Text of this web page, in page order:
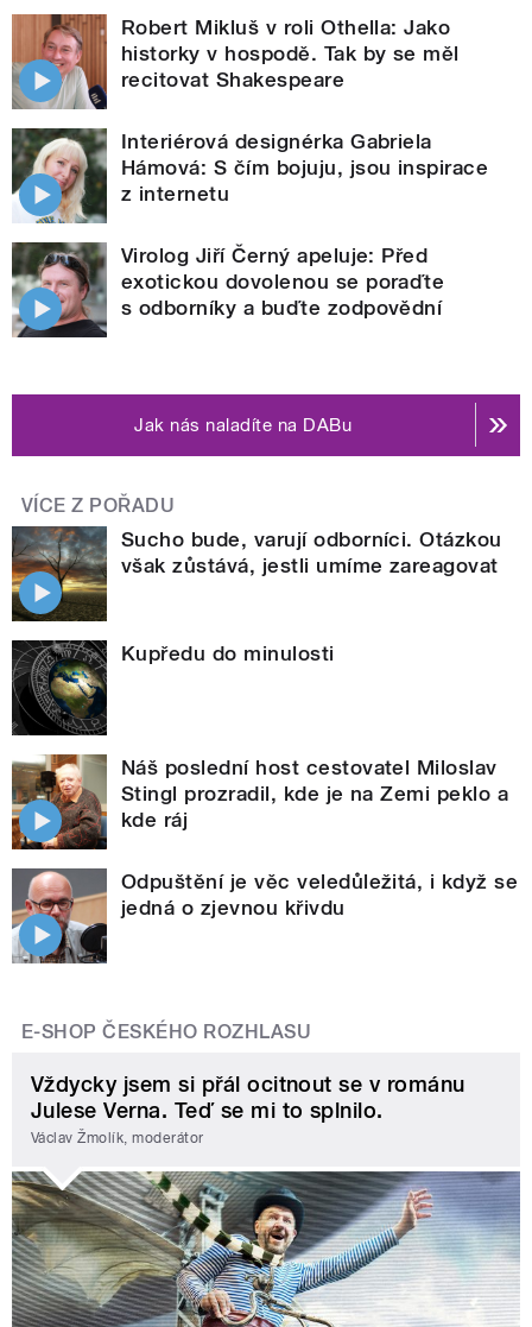
Robert Mikluš v roli Othella: Jako
historky v hospodě. Tak by se měl
recitovat Shakespeare
Interiérová designérka Gabriela
Hámová: S čím bojuju, jsou inspirace
z internetu
Virolog Jiří Černý apeluje: Před
exotickou dovolenou se poraďte
s odborníky a buďte zodpovědní
Jak nás naladíte na DABu
VÍCE Z POŘADU
Sucho bude, varují odborníci. Otázkou
však zůstává, jestli umíme zareagovat
Kupředu do minulosti
Náš poslední host cestovatel Miloslav
Stingl prozradil, kde je na Zemi peklo a
kde ráj
Odpuštění je věc veledůležitá, i když se
jedná o zjevnou křivdu
E-SHOP ČESKÉHO ROZHLASU
Vždycky jsem si přál ocitnout se v románu
Julese Verna. Teď se mi to splnilo.
Václav Žmolík, moderátor